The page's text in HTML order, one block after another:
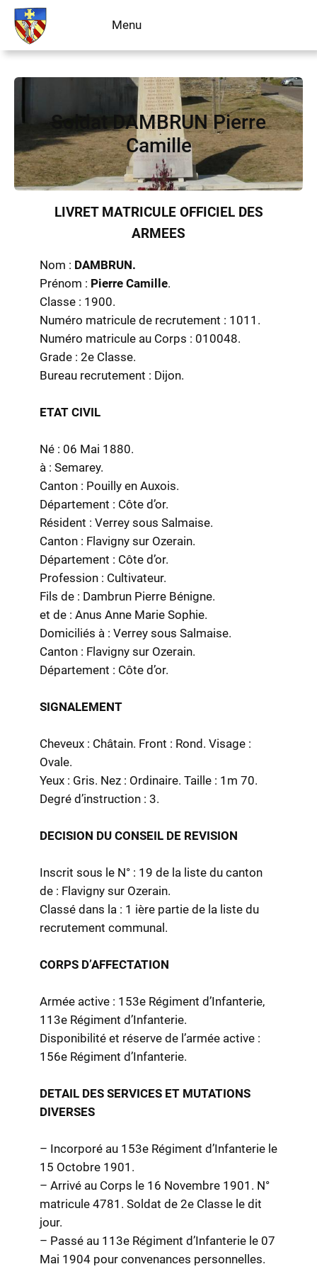
Aller
contenu
Menu
Soldat DAMBRUN Pierre
Camille
LIVRET MATRICULE OFFICIEL DES
ARMEES
Nom : DAMBRUN.
Prénom : Pierre Camille.
Classe : 1900.
Numéro matricule de recrutement : 1011.
Numéro matricule au Corps : 010048.
Grade : 2e Classe.
Bureau recrutement : Dijon.
ETAT CIVIL
Né : 06 Mai 1880.
à : Semarey.
Canton : Pouilly en Auxois.
Département : Côte d’or.
Résident : Verrey sous Salmaise.
Canton : Flavigny sur Ozerain.
Département : Côte d’or.
Profession : Cultivateur.
Fils de : Dambrun Pierre Bénigne.
et de : Anus Anne Marie Sophie.
Domiciliés à : Verrey sous Salmaise.
Canton : Flavigny sur Ozerain.
Département : Côte d’or.
SIGNALEMENT
Cheveux : Châtain. Front : Rond. Visage :
Ovale.
Yeux : Gris. Nez : Ordinaire. Taille : 1m 70.
Degré d’instruction : 3.
DECISION DU CONSEIL DE REVISION
Inscrit sous le N° : 19 de la liste du canton
de : Flavigny sur Ozerain.
Classé dans la : 1 ière partie de la liste du
recrutement communal.
CORPS D’AFFECTATION
Armée active : 153e Régiment d’Infanterie,
113e Régiment d’Infanterie.
Disponibilité et réserve de l’armée active :
156e Régiment d’Infanterie.
DETAIL DES SERVICES ET MUTATIONS
DIVERSES
– Incorporé au 153e Régiment d’Infanterie le
15 Octobre 1901.
– Arrivé au Corps le 16 Novembre 1901. N°
matricule 4781. Soldat de 2e Classe le dit
jour.
– Passé au 113e Régiment d’Infanterie le 07
Mai 1904 pour convenances personnelles.